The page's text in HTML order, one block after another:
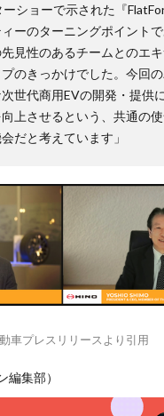
ーショーで示された『
ーのターニングポイント
見性のあるチームとのエ
のきっかけでした。今回
世代商用EVの開発・提供
上させるという、共通の
だと考えています」
車プレスリリースより引用
編集部）